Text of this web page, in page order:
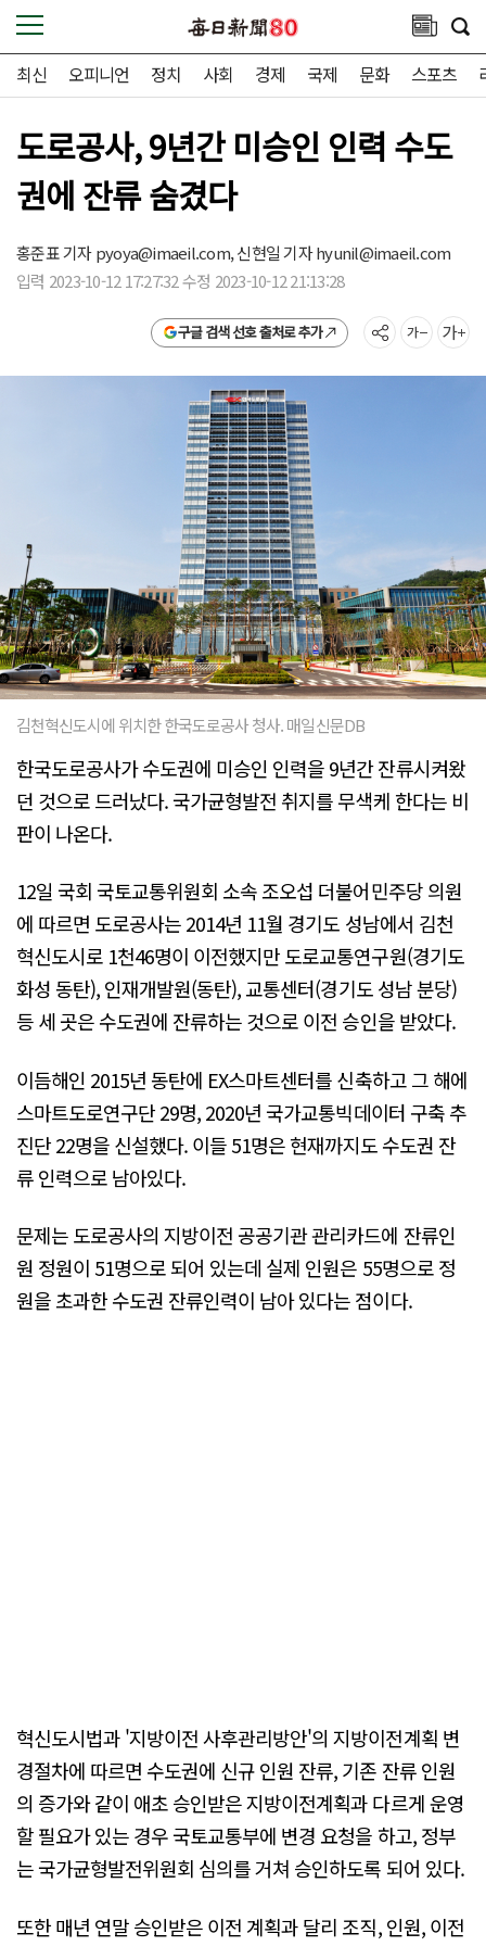
최신 오피니언 정치 사회 경제 국제 문화 스포츠
도로공사, 9년간 미승인 인력 수도
권에 잔류 숨겼다
홍준표 기자pyoya@imaeil.com,신현일 기자hyunil@imaeil.com
입력 2023-10-12 17:27:32 수정 2023-10-12 21:13:28
구글 검색 선호 출처로 추가
김천혁신도시에 위치한 한국도로공사 청사. 매일신문DB
한국도로공사가 수도권에 미승인 인력을 9년간 잔류시켜왔
던 것으로 드러났다. 국가균형발전 취지를 무색케 한다는 비
판이 나온다.
12일 국회 국토교통위원회 소속 조오섭 더불어민주당 의원
에 따르면 도로공사는 2014년 11월 경기도 성남에서 김천
혁신도시로 1천46명이 이전했지만 도로교통연구원(경기도
화성 동탄), 인재개발원(동탄), 교통센터(경기도 성남 분당)
등 세 곳은 수도권에 잔류하는 것으로 이전 승인을 받았다.
이듬해인 2015년 동탄에 EX스마트센터를 신축하고 그 해에
스마트도로연구단 29명, 2020년 국가교통빅데이터 구축 추
진단 22명을 신설했다. 이들 51명은 현재까지도 수도권 잔
류 인력으로 남아있다.
문제는 도로공사의 지방이전 공공기관 관리카드에 잔류인
원 정원이 51명으로 되어 있는데 실제 인원은 55명으로 정
원을 초과한 수도권 잔류인력이 남아 있다는 점이다.
혁신도시법과 '지방이전 사후관리방안'의 지방이전계획 변
경절차에 따르면 수도권에 신규 인원 잔류, 기존 잔류 인원
의 증가와 같이 애초 승인받은 지방이전계획과 다르게 운영
할 필요가 있는 경우 국토교통부에 변경 요청을 하고, 정부
는 국가균형발전위원회 심의를 거쳐 승인하도록 되어 있다.
또한 매년 연말 승인받은 이전 계획과 달리 조직, 인원, 이전